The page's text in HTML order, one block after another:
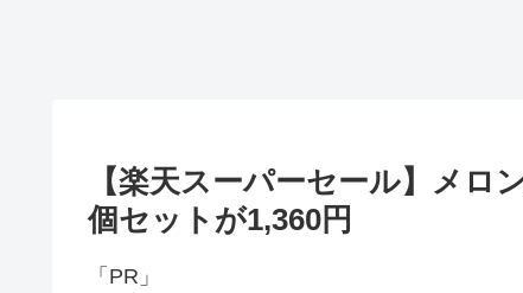
【楽天スーパーセール】メロ
個セットが1,360円
「PR」